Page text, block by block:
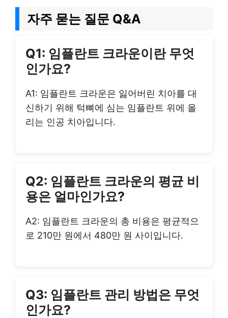
자주 묻는 질문 Q&A
Q1: 임플란트 크라운이란 무엇
인가요?
A1: 임플란트 크라운은 잃어버린 치아를 대
신하기 위해 턱뼈에 심는 임플란트 위에 올
리는 인공 치아입니다.
Q2: 임플란트 크라운의 평균 비
용은 얼마인가요?
A2: 임플란트 크라운의 총 비용은 평균적으
로 210만 원에서 480만 원 사이입니다.
Q3: 임플란트 관리 방법은 무엇
인가요?